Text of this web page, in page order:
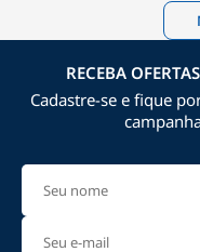
RECEBA
Cadastre-se e fique